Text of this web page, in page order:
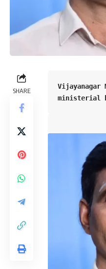
SHARE
Vijayanagar
ministerial